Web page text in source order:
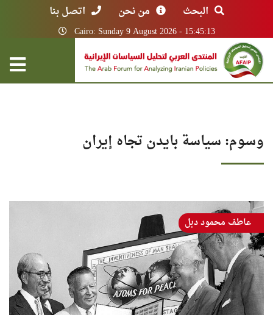
البحث من نحن اتصل بنا
Cairo: Sunday 9 August 2026 - 15:45:13
وسوم: سياسة بايدن تجاه إيران
عاطف محمود دبل